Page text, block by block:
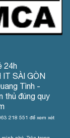
24h
SÀI GÒN
Tình -
thủ đúng quy
218 551 để xem xét